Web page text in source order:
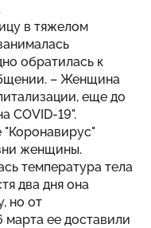
в тяжелом
обратилась к
– Женщина
еще до
COVID-19".
"Коронавирус"
женщины.
температура тела
два дня она
но от
марта ее доставили